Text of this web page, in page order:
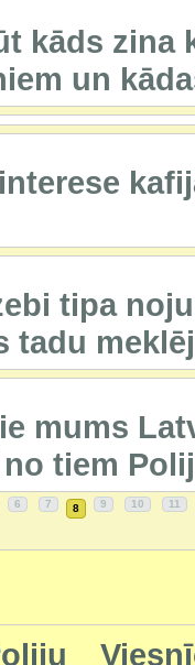
kāds
un
tipa
tadu
mums
tiem
6 7 8 9 10 11